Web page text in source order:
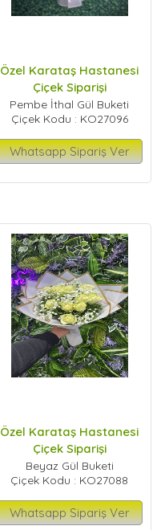
Özel Karataş Hastanesi
Çiçek Siparişi
Pembe İthal Gül Buketi
Çiçek Kodu : KO27096
Whatsapp Sipariş Ver
Özel Karataş Hastanesi
Çiçek Siparişi
Beyaz Gül Buketi
Çiçek Kodu : KO27088
Whatsapp Sipariş Ver